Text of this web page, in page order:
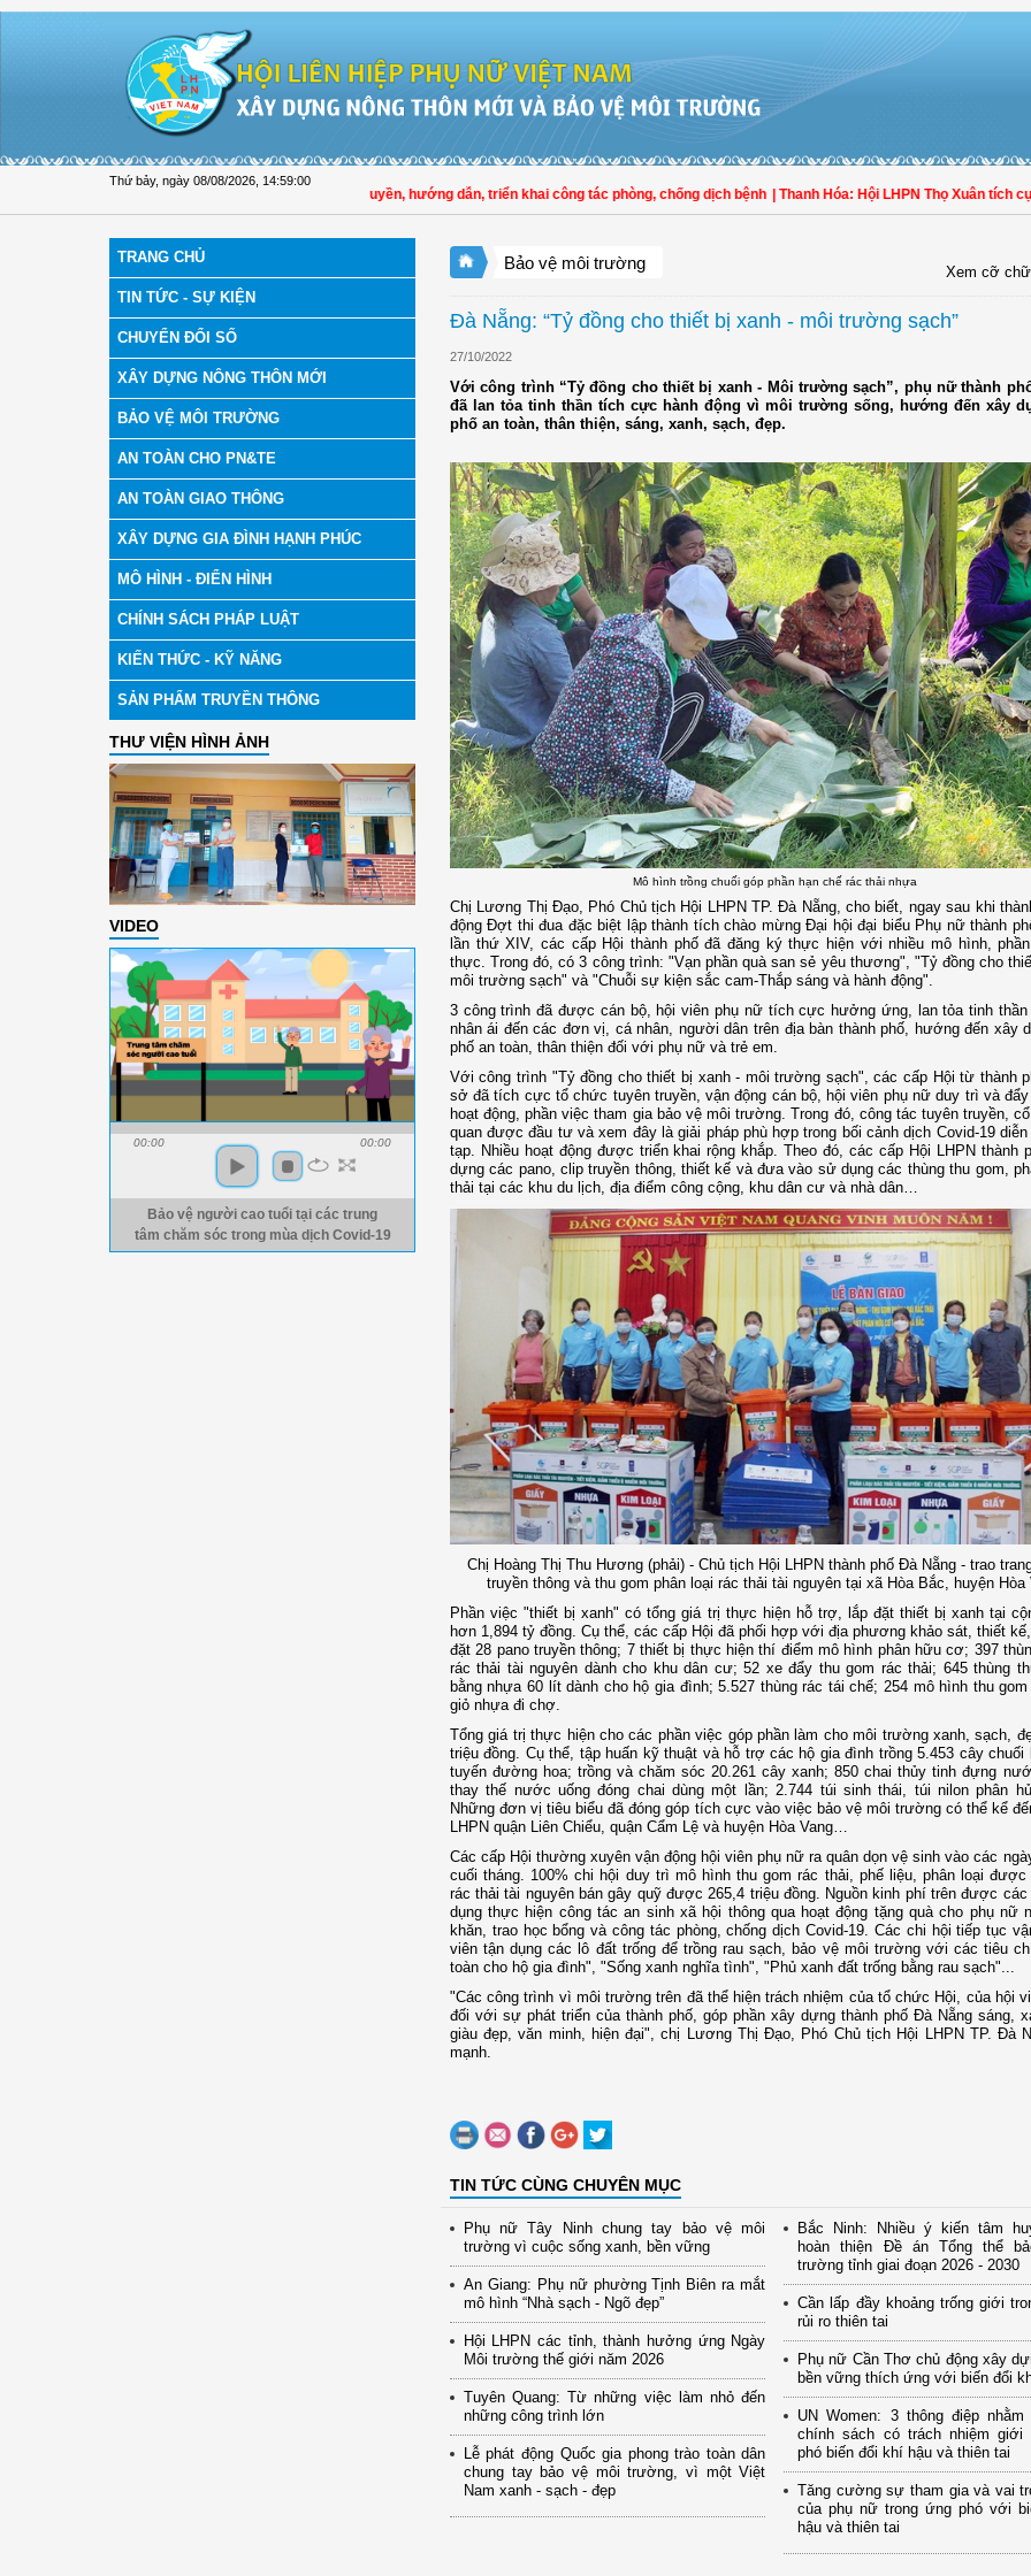
Thứ bảy, ngày 08/08/2026 14:59:01
Hội LHPN tỉnh Đồng Tháp tuyên truyền, hướng dẫn, triển khai công tác phòng, chống dịch bệnh | Thanh Hóa: Hội LHPN Thọ Xuân tích cực
TRANG CHỦ
TIN TỨC - SỰ KIỆN
CHUYỂN ĐỔI SỐ
XÂY DỰNG NÔNG THÔN MỚI
BẢO VỆ MÔI TRƯỜNG
AN TOÀN CHO PN&TE
AN TOÀN GIAO THÔNG
XÂY DỰNG GIA ĐÌNH HẠNH PHÚC
MÔ HÌNH - ĐIỂN HÌNH
CHÍNH SÁCH PHÁP LUẬT
KIẾN THỨC - KỸ NĂNG
SẢN PHẨM TRUYỀN THÔNG
THƯ VIỆN HÌNH ẢNH
VIDEO
00:00 00:00
Bảo vệ người cao tuổi tại các trung
tâm chăm sóc trong mùa dịch Covid-19
Bảo vệ môi trường Xem cỡ chữ
Đà Nẵng: “Tỷ đồng cho thiết bị xanh - môi trường sạch”
27/10/2022
Với công trình “Tỷ đồng cho thiết bị xanh - Môi trường sạch”, phụ nữ thành
đã lan tỏa tinh thần tích cực hành động vì môi trường sống, hướng đến xây
phố an toàn, thân thiện, sáng, xanh, sạch, đẹp.
Mô hình trồng chuối góp phần hạn chế rác thải nhựa
Chị Lương Thị Đạo, Phó Chủ tịch Hội LHPN TP. Đà Nẵng, cho biết, ngay sau khi
động Đợt thi đua đặc biệt lập thành tích chào mừng Đại hội đại biểu Phụ nữ thành
lần thứ XIV, các cấp Hội thành phố đã đăng ký thực hiện với nhiều mô hình,
thực. Trong đó, có 3 công trình: "Vạn phần quà san sẻ yêu thương", "Tỷ đồng cho
môi trường sạch" và "Chuỗi sự kiện sắc cam-Thắp sáng và hành động".
3 công trình đã được cán bộ, hội viên phụ nữ tích cực hưởng ứng, lan tỏa tinh thần
nhân ái đến các đơn vị, cá nhân, người dân trên địa bàn thành phố, hướng đến xây
phố an toàn, thân thiện đối với phụ nữ và trẻ em.
Với công trình "Tỷ đồng cho thiết bị xanh - môi trường sạch", các cấp Hội từ thành
sở đã tích cực tổ chức tuyên truyền, vận động cán bộ, hội viên phụ nữ duy trì và
hoạt động, phần việc tham gia bảo vệ môi trường. Trong đó, công tác tuyên truyền,
quan được đầu tư và xem đây là giải pháp phù hợp trong bối cảnh dịch Covid-19
tạp. Nhiều hoạt động được triển khai rộng khắp. Theo đó, các cấp Hội LHPN thành
dựng các pano, clip truyền thông, thiết kế và đưa vào sử dụng các thùng thu gom,
thải tại các khu du lịch, địa điểm công cộng, khu dân cư và nhà dân…
Chị Hoàng Thị Thu Hương (phải) - Chủ tịch Hội LHPN thành phố Đà Nẵng - trao
truyền thông và thu gom phân loại rác thải tài nguyên tại xã Hòa Bắc, huyện Hòa
Phần việc "thiết bị xanh" có tổng giá trị thực hiện hỗ trợ, lắp đặt thiết bị xanh tại
hơn 1,894 tỷ đồng. Cụ thể, các cấp Hội đã phối hợp với địa phương khảo sát, thiết
đặt 28 pano truyền thông; 7 thiết bị thực hiện thí điểm mô hình phân hữu cơ; 397
rác thải tài nguyên dành cho khu dân cư; 52 xe đẩy thu gom rác thải; 645 thùng
bằng nhựa 60 lít dành cho hộ gia đình; 5.527 thùng rác tái chế; 254 mô hình thu
giỏ nhựa đi chợ.
Tổng giá trị thực hiện cho các phần việc góp phần làm cho môi trường xanh, sạch,
triệu đồng. Cụ thể, tập huấn kỹ thuật và hỗ trợ các hộ gia đình trồng 5.453 cây chuối
tuyến đường hoa; trồng và chăm sóc 20.261 cây xanh; 850 chai thủy tinh đựng
thay thế nước uống đóng chai dùng một lần; 2.744 túi sinh thái, túi nilon phân
Những đơn vị tiêu biểu đã đóng góp tích cực vào việc bảo vệ môi trường có thể kể
LHPN quận Liên Chiểu, quận Cẩm Lệ và huyện Hòa Vang…
Các cấp Hội thường xuyên vận động hội viên phụ nữ ra quân dọn vệ sinh vào các
cuối tháng. 100% chi hội duy trì mô hình thu gom rác thải, phế liệu, phân loại được
rác thải tài nguyên bán gây quỹ được 265,4 triệu đồng. Nguồn kinh phí trên được
dụng thực hiện công tác an sinh xã hội thông qua hoạt động tặng quà cho phụ nữ
khăn, trao học bổng và công tác phòng, chống dịch Covid-19. Các chi hội tiếp tục
viên tận dụng các lô đất trống để trồng rau sạch, bảo vệ môi trường với các tiêu
toàn cho hộ gia đình", "Sống xanh nghĩa tình", "Phủ xanh đất trống bằng rau sạch"...
"Các công trình vì môi trường trên đã thể hiện trách nhiệm của tổ chức Hội, của hội
đối với sự phát triển của thành phố, góp phần xây dựng thành phố Đà Nẵng sáng,
giàu đẹp, văn minh, hiện đại", chị Lương Thị Đạo, Phó Chủ tịch Hội LHPN TP. Đà
mạnh.
TIN TỨC CÙNG CHUYÊN MỤC
Phụ nữ Tây Ninh chung tay bảo vệ môi
trường vì cuộc sống xanh, bền vững
An Giang: Phụ nữ phường Tịnh Biên ra mắt
mô hình “Nhà sạch - Ngõ đẹp”
Hội LHPN các tỉnh, thành hưởng ứng Ngày
Môi trường thế giới năm 2026
Tuyên Quang: Từ những việc làm nhỏ đến
những công trình lớn
Lễ phát động Quốc gia phong trào toàn dân
chung tay bảo vệ môi trường, vì một Việt
Nam xanh - sạch - đẹp
Bắc Ninh: Nhiều ý kiến tâm
hoàn thiện Đề án Tổng thể
trường tỉnh giai đoạn 2026 - 2030
Cần lấp đầy khoảng trống giới
rủi ro thiên tai
Phụ nữ Cần Thơ chủ động xây
bền vững thích ứng với biến đổi
UN Women: 3 thông điệp
chính sách có trách nhiệm giới
phó biến đổi khí hậu và thiên tai
Tăng cường sự tham gia và vai
của phụ nữ trong ứng phó với
hậu và thiên tai